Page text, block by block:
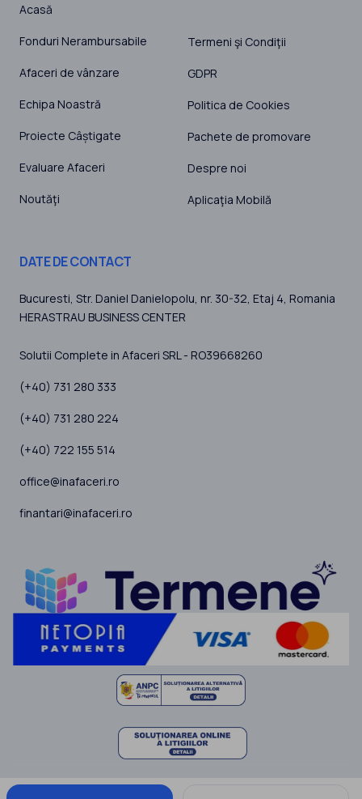
Acasă
Fonduri Nerambursabile
Afaceri de vânzare
Echipa Noastră
Proiecte Câștigate
Evaluare Afaceri
Noutăţi
Termeni şi Condiţii
GDPR
Politica de Cookies
Pachete de promovare
Despre noi
Aplicaţia Mobilă
DATE DE CONTACT
Bucuresti , Str. Daniel Danielopolu, nr. 30-32, Etaj 4, Romania
HERASTRAU BUSINESS CENTER
Solutii Complete in Afaceri SRL - RO39668260
(+40) 731 280 333
(+40) 731 280 224
(+40) 722 155 514
office@inafaceri.ro
finantari@inafaceri.ro